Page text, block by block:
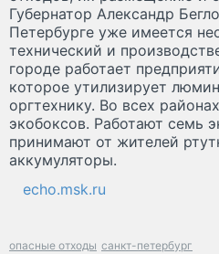
Губернатор Александр
Петербурге уже имеется
технический и
городе работает
которое утилизирует
оргтехнику. Во всех
экобоксов. Работают семь
принимают от жителей
аккумуляторы.
echo.msk.ru
опасные отходы санкт-петербург